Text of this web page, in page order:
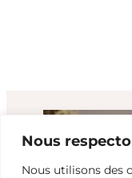
Nous
Nous utilisons des